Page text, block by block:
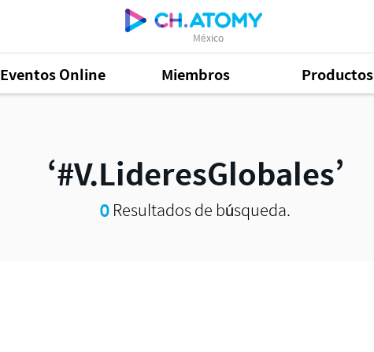
México
Eventos Online Miembros Productos
#V.LideresGlobales
0Resultados de búsqueda.